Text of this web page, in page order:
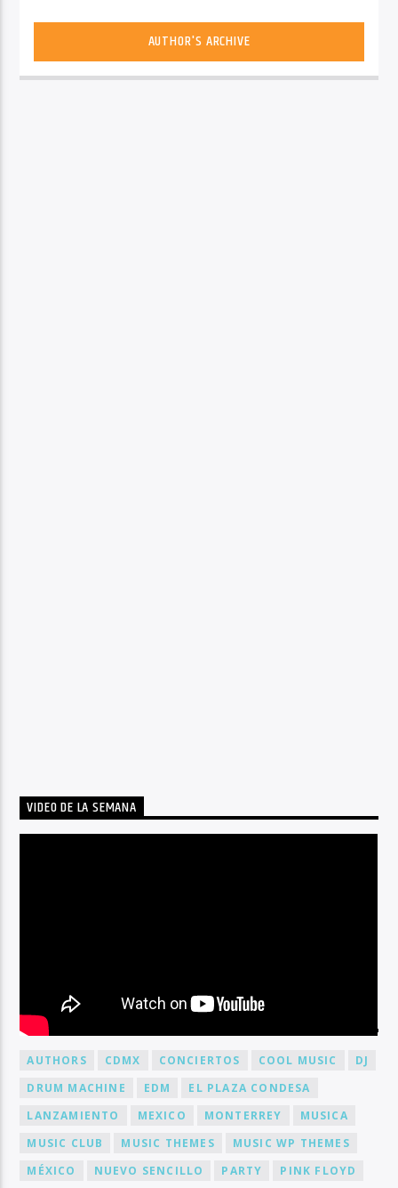
AUTHOR'S ARCHIVE
VIDEO DE LA SEMANA
BY TAG
AUTHORS CDMX CONCIERTOS COOL MUSIC
DJ
DRUM MACHINE
EDM
EL PLAZA CONDESA
LANZAMIENTO
MEXICO MONTERREY
MUSICA
MUSIC CLUB
MUSIC THEMES
MUSIC WP THEMES
MÉXICO
NUEVO SENCILLO PARTY PINK FLOYD